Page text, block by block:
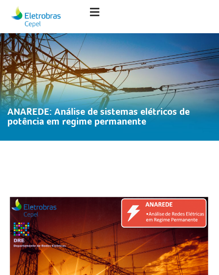
ANAREDE: Análise de sistemas elétricos de
potência em regime permanente